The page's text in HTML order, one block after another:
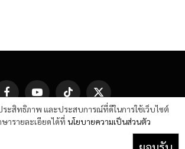
FacebookYouTube TikTok
X
(Twitter)
ะสิทธิภาพ และประสบการณ์ที่ดีในการใช้เว็บไซต์
ารายละเอียดได้ที่ นโยบายความเป็นส่วนตัว